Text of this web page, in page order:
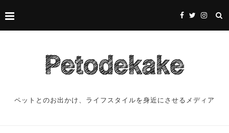
ペットとのお出かけ、ライフスタイルを身近にさせるメディア